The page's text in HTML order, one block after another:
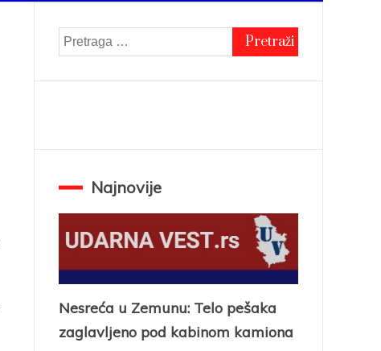
Pretraga
za:
Najnovije
Nesreća u Zemunu: Telo pešaka
zaglavljeno pod kabinom kamiona